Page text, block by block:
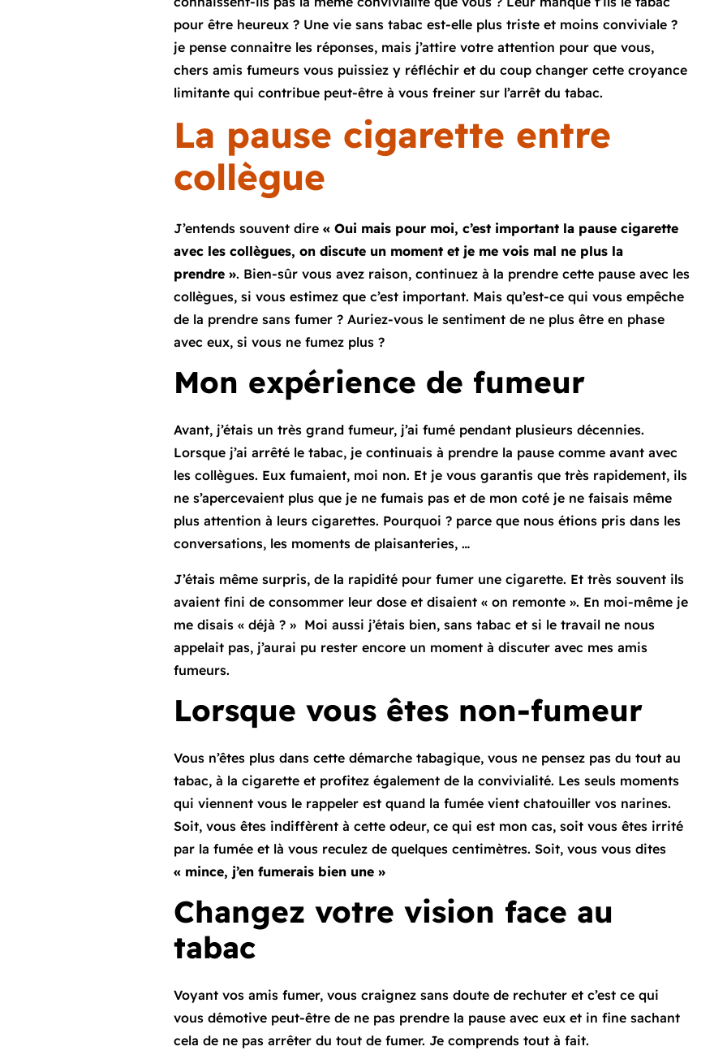
pour être heureux ? Une vie sans tabac est-elle plus triste et moins conviviale ?
je pense connaitre les réponses, mais j’attire votre attention pour que vous,
chers amis fumeurs vous puissiez y réfléchir et du coup changer cette croyance
limitante qui contribue peut-être à vous freiner sur l’arrêt du tabac.
La pause cigarette entre
collègue
J’entends souvent dire« Oui mais pour moi, c’est important la pause cigarette
avec les collègues, on discute un moment et je me vois mal ne plus la
prendre ». Bien-sûr vous avez raison, continuez à la prendre cette pause avec les
collègues, si vous estimez que c’est important. Mais qu’est-ce qui vous empêche
de la prendre sans fumer ? Auriez-vous le sentiment de ne plus être en phase
avec eux, si vous ne fumez plus ?
Mon expérience de fumeur
Avant, j’étais un très grand fumeur, j’ai fumé pendant plusieurs décennies.
Lorsque j’ai arrêté le tabac, je continuais à prendre la pause comme avant avec
les collègues. Eux fumaient, moi non. Et je vous garantis que très rapidement, ils
ne s’apercevaient plus que je ne fumais pas et de mon coté je ne faisais même
plus attention à leurs cigarettes. Pourquoi ? parce que nous étions pris dans les
conversations, les moments de plaisanteries, …
J’étais même surpris, de la rapidité pour fumer une cigarette. Et très souvent ils
avaient fini de consommer leur dose et disaient « on remonte ». En moi-même je
me disais « déjà ? » Moi aussi j’étais bien, sans tabac et si le travail ne nous
appelait pas, j’aurai pu rester encore un moment à discuter avec mes amis
fumeurs.
Lorsque vous êtes non-fumeur
Vous n’êtes plus dans cette démarche tabagique, vous ne pensez pas du tout au
tabac, à la cigarette et profitez également de la convivialité. Les seuls moments
qui viennent vous le rappeler est quand la fumée vient chatouiller vos narines.
Soit, vous êtes indiffèrent à cette odeur, ce qui est mon cas, soit vous êtes irrité
par la fumée et là vous reculez de quelques centimètres. Soit, vous vous dites
« mince, j’en fumerais bien une »
Changez votre vision face au
tabac
Voyant vos amis fumer, vous craignez sans doute de rechuter et c’est ce qui
vous démotive peut-être de ne pas prendre la pause avec eux et in fine sachant
cela de ne pas arrêter du tout de fumer. Je comprends tout à fait.